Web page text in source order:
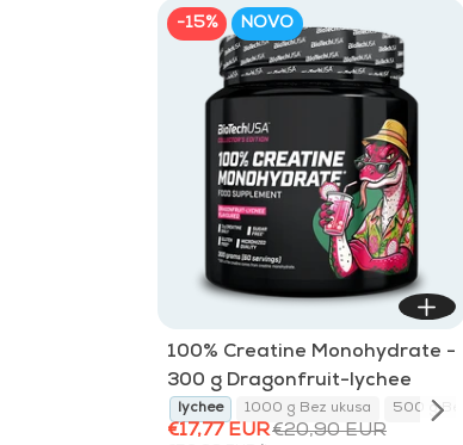
-15% NOVO
100% Creatine Monohydrate -
300 g Dragonfruit-lychee
lychee 1000 g Bez ukusa 500 g
€17,77 EUR€20,90 EUR
300 g yuzu 300 g Sangria